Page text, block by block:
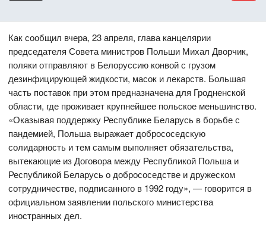
Как сообщил вчера, 23 апреля, глава канцелярии
председателя Совета министров Польши Михал Дворчик,
поляки отправляют в Белоруссию конвой с грузом
дезинфицирующей жидкости, масок и лекарств. Большая
часть поставок при этом предназначена для Гродненской
области, где проживает крупнейшее польское меньшинство.
«Оказывая поддержку Республике Беларусь в борьбе с
пандемией, Польша выражает добрососедскую
солидарность и тем самым выполняет обязательства,
вытекающие из Договора между Республикой Польша и
Республикой Беларусь о добрососедстве и дружеском
сотрудничестве, подписанного в 1992 году», — говорится в
официальном заявлении польского министерства
иностранных дел.